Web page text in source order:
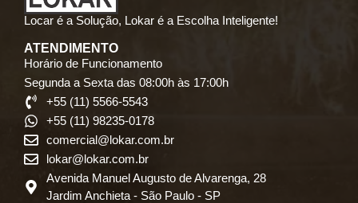
Locar é a Solução, Lokar é a Escolha Inteligente!
ATENDIMENTO
Horário de Funcionamento
Segunda a Sexta das 08:00h às 17:00h
+55 (11) 5566-5543
+55 (11) 98235-0178
comercial@lokar.com.br
lokar@lokar.com.br
Avenida Manuel Augusto de Alvarenga, 28
Jardim Anchieta - São Paulo - SP